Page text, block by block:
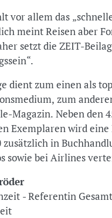
vor allem das
meint Reisen aber
setzt die ZEIT-
dient zum einen als
zum
Magazin. Neben den
Exemplaren wird
zusätzlich in
sowie bei Airlines
- Referentin